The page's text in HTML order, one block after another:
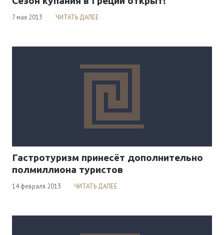
7 мая 2013 ЧИТАТЬ ДАЛЕЕ
Гастротуризм принесёт дополнительно
полмиллиона туристов
14 февраля 2013 ЧИТАТЬ ДАЛЕЕ